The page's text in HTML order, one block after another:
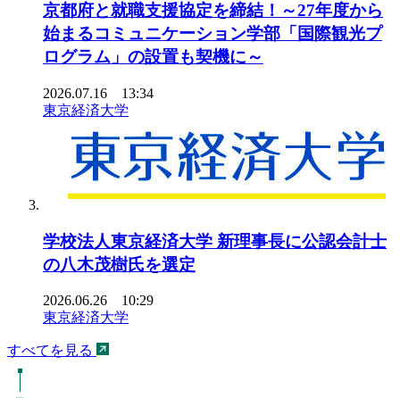
京都府と就職支援協定を締結！～27年度から
始まるコミュニケーション学部「国際観光プ
ログラム」の設置も契機に～
2026.07.16 13:34
東京経済大学
学校法人東京経済大学 新理事長に公認会計士
の八木茂樹氏を選定
2026.06.26 10:29
東京経済大学
すべてを見る